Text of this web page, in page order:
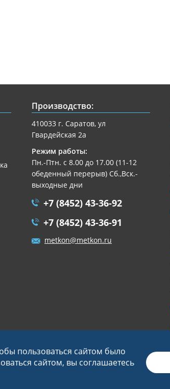
Производство:
410033 г. Саратов, ул
Гвардейская 2а
Режим работы:
Пн.-Птн. с 8.00 до 17.00 (11-12
обеденный перерыв) Сб.,Вск.-
выходные дни
+7 (8452) 43-36-92
+7 (8452) 43-36-91
metkon@metkon.ru
пользоваться сайтом было
сайтом, вы соглашаетесь